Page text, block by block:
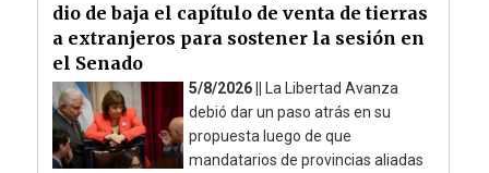
dio de baja el capítulo de venta de tierras
a extranjeros para sostener la sesión en
el Senado
5/8/2026 || La Libertad Avanza
debió dar un paso atrás en su
propuesta luego de que
mandatarios de provincias aliadas